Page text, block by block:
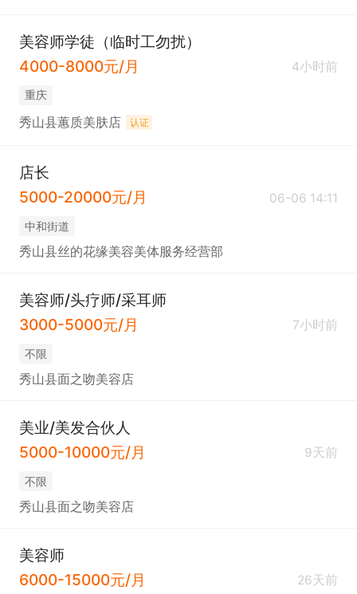
美容师学徒（临时工勿扰）
4000-8000元/月
4小时前
重庆
秀山县蕙质美肤店 认证
店长
5000-20000元/月
06-06 14:11
中和街道
秀山县丝的花缘美容美体服务经营部
美容师/头疗师/采耳师
3000-5000元/月
7小时前
不限
秀山县面之吻美容店
美业/美发合伙人
5000-10000元/月
9天前
不限
秀山县面之吻美容店
美容师
6000-15000元/月
26天前